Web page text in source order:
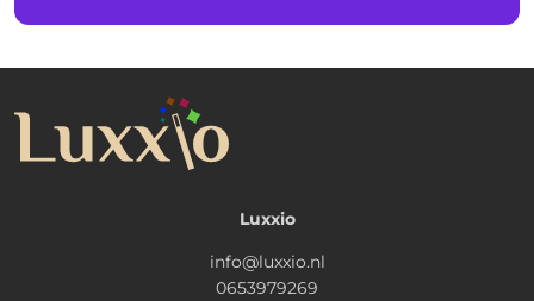
Luxxio
info@luxxio.nl
0653979269